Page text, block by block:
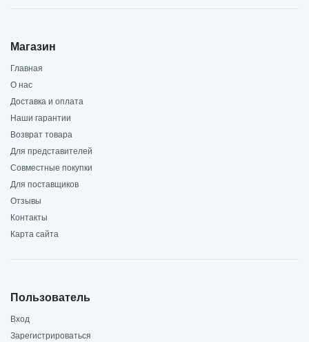
Магазин
Главная
О нас
Доставка и оплата
Наши гарантии
Возврат товара
Для представителей
Совместные покупки
Для поставщиков
Отзывы
Контакты
Карта сайта
Пользователь
Вход
Зарегистрироваться